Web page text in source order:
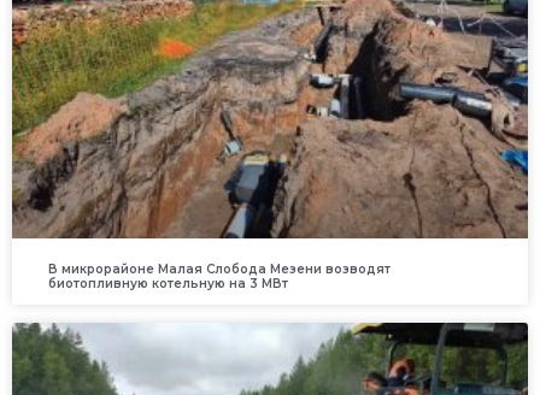
В микрорайоне Малая Слобода Мезени возводят
биотопливную котельную на 3 МВт